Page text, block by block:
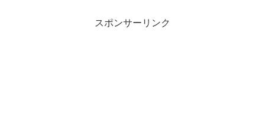
スポンサーリンク